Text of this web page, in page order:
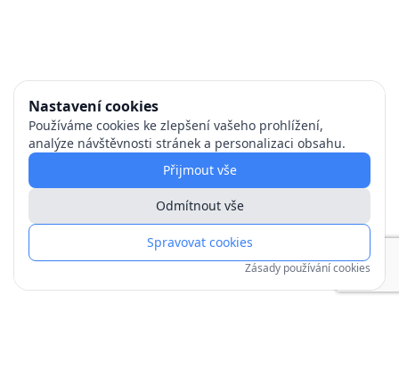
Nastavení cookies
Používáme cookies ke zlepšení vašeho prohlížení,
analýze návštěvnosti stránek a personalizaci obsahu.
Přijmout vše
Odmítnout vše
Spravovat cookies
Zásady používání cookies